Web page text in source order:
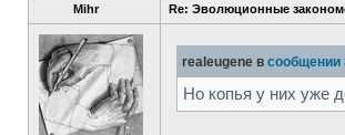
Mihr Re: Эволюционные
realeugene в сообщении
Но копья у них уже